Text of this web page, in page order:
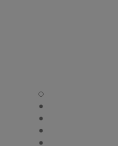
LES BEIGES FOND DE
LES BEIGES FOND DE
LES BEIGES FOND DE
LES BEIGES FOND DE
LES BEIGES FOND DE